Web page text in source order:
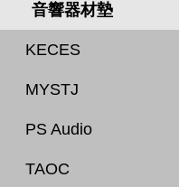
音響器材墊
KECES
MYSTJ
PS Audio
TAOC